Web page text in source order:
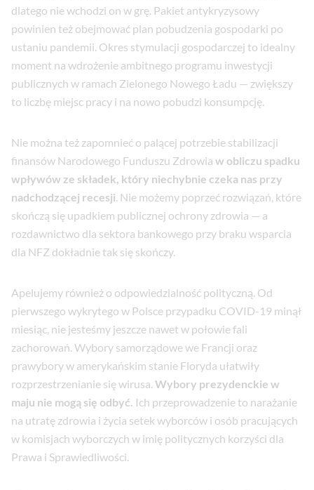
dlatego nie wchodzi on w grę. Pakiet antykryzysowy
powinien też obejmować plan pobudzenia gospodarki po
ustaniu pandemii. Okres stymulacji gospodarczej to idealny
moment na wdrożenie ambitnego programu inwestycji
publicznych w ramach Zielonego Nowego Ładu — zwiększy
to liczbę miejsc pracy i na nowo pobudzi konsumpcję.
Nie można też zapomnieć o palącej potrzebie stabilizacji
finansów Narodowego Funduszu Zdrowia w obliczu spadku
wpływów ze składek, który niechybnie czeka nas przy
nadchodzącej recesji. Nie możemy poprzeć rozwiązań, które
skończą się upadkiem publicznej ochrony zdrowia — a
rozdawnictwo dla sektora bankowego przy braku wsparcia
dla NFZ dokładnie tak się skończy.
Apelujemy również o odpowiedzialność polityczną. Od
pierwszego wykrytego w Polsce przypadku COVID-19 minął
miesiąc, nie jesteśmy jeszcze nawet w połowie fali
zachorowań. Wybory samorządowe we Francji oraz
prawybory w amerykańskim stanie Floryda ułatwiły
rozprzestrzenianie się wirusa. Wybory prezydenckie w
maju nie mogą się odbyć. Ich przeprowadzenie to narażanie
na utratę zdrowia i życia setek wyborców i osób pracujących
w komisjach wyborczych w imię politycznych korzyści dla
Prawa i Sprawiedliwości.